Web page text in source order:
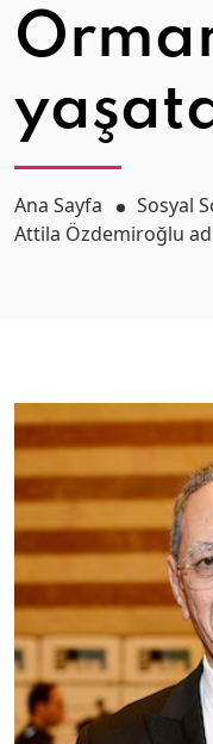
Ana Sayfa Sosyal
Attila Özdemiroğlu